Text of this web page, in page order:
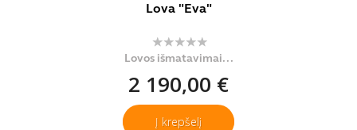
Lova "Eva"
Lovos išmatavimai...
2 190,00 €
Į krepšelį